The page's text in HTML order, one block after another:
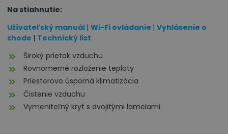
Na stiahnutie:
Užívateľský manuál | Wi-Fi ovládanie | Vyhlásenie o
zhode | Technický list
Široký prietok vzduchu
Rovnomerné rozloženie teploty
Priestorovo úsporná klimatizácia
Čistenie vzduchu
Vymeniteľný kryt s dvojitými lamelami